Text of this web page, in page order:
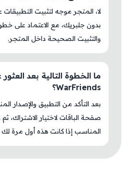
بدون جلبريك، مع الاعتماد على
والتثبيت الصحيحة داخل المتجر.
ما الخطوة التالية بعد
WarFriends؟
بعد التأكد من التطبيق والإصدار
صفحة الباقات لاختيار الاشتراك،
المناسب إذا كانت هذه أول مرة لك